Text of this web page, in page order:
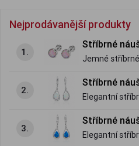
Nejprodávanější produkty
1.
Stříbrné
Jemné
romantickým
2.
Stříbrné
Elegantní
doplní
3.
Stříbrné
Elegantní